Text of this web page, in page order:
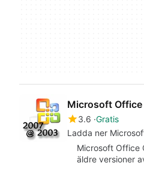
Microsoft
3.6 Gratis
Ladda ner
Microsoft Office
äldre versioner